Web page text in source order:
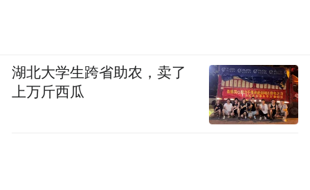
湖北大学生跨省助农，卖了
上万斤西瓜